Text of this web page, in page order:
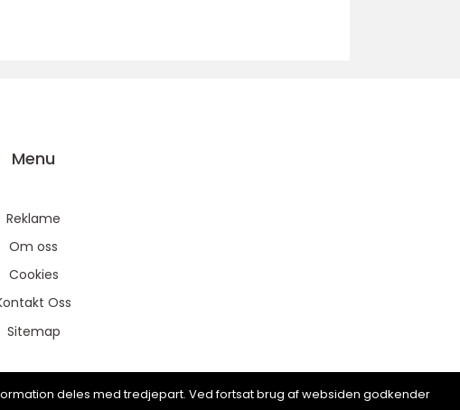
Menu
Reklame
Om oss
Cookies
Oss
Sitemap
deles med tredjepart. Ved fortsat brug af websiden godkender